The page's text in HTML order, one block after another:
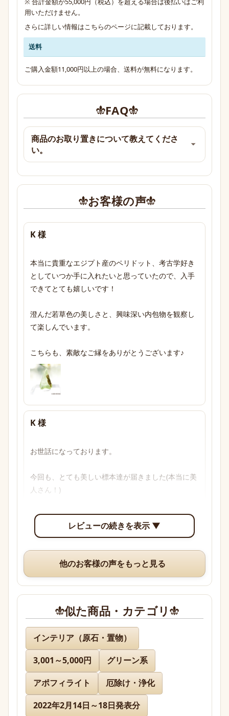
用いただけません。
さらに詳しい情報は こちらのページに記載しております。
送料
ご購入金額11,000円以上の場合、送料が無料になります。
FAQ
商品のお取り置きについて教えてくださ
い。
お客様の声
K 様
本当に貴重なエジプト産のペリドット、考古学好き
としていつか手に入れたいと思っていたので、入手
できてとても嬉しいです！
澄んだ若草色の美しさと、興味深い内包物を観察し
て楽しんでいます。
こちらも、素敵なご縁をありがとうございます♪
K 様
お世話になっております。
今回も、とても美しい標本達が届きました(本当に美
人さん！)
透明感のあるブルーからパープル、多色性がはっき
り確認できて眺めていて楽しいです。
いつも、丁寧な梱包や手書きのメッセージ、そして
素敵なオマケまでありがとうございますm(*_ _)m
名無し 様
先日通販を利用させて頂きましたが迅速に対応、お
送り下さりまして有難うございました。
どのお品物も画像で見た以上に美しく、お迎えでき
て本当に嬉しかったです。
レビューの続きを表示 ▼
他のお客様の声をもっと見る
似た商品・カテゴリ
インテリア（原石・置物）
3,001～5,000円
グリーン系
アポフィライト
厄除け・浄化
2022年2月14日～18日発表分